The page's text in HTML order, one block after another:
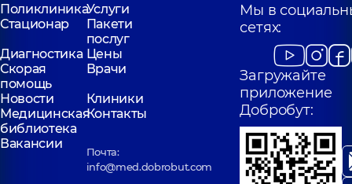
ПоликлиникаУслуги
Стационар
Пакети
послуг
Диагностика Цены
Скорая
помощь
Врачи
Новости
Клиники
Медицинская
библиотека
Контакты
Вакансии
Почта:
info@med.dobrobut.com
Мы в
сетях:
Загружайте
приложение
Добробут: